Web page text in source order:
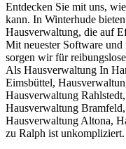
Entdecken Sie mit uns,
kann. In Winterhude
Hausverwaltung, die auf
Mit neuester Software
sorgen wir für
Als Hausverwaltung In
Eimsbüttel,
Hausverwaltung
Hausverwaltung
Hausverwaltung Altona,
zu Ralph ist unkompliziert.